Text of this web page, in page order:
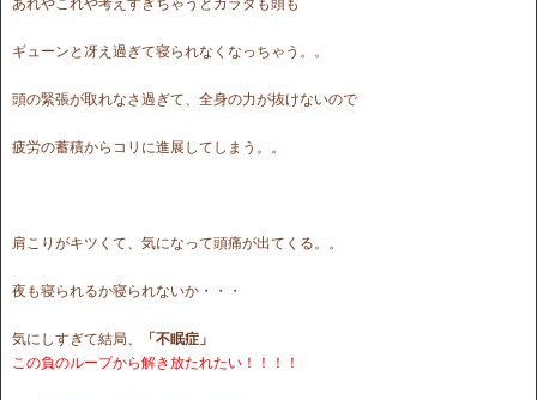
ギューンと冴え過ぎて寝られなくなっちゃう。。
頭の緊張が取れなさ過ぎて、全身の力が抜けないので
疲労の蓄積からコリに進展してしまう。。
肩こりがキツくて、気になって頭痛が出てくる。。
夜も寝られるか寝られないか・・・
気にしすぎて結局、
「不眠症」
この負のループから解き放たれたい！！！！